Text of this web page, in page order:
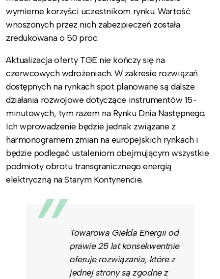
wymierne korzyści uczestnikom rynku. Wartość
wnoszonych przez nich zabezpieczeń została
zredukowana o 50 proc.
Aktualizacja oferty TGE nie kończy się na
czerwcowych wdrożeniach. W zakresie rozwiązań
dostępnych na rynkach spot planowane są dalsze
działania rozwojowe dotyczące instrumentów 15-
minutowych, tym razem na Rynku Dnia Następnego.
Ich wprowadzenie będzie jednak związane z
harmonogramem zmian na europejskich rynkach i
będzie podlegać ustaleniom obejmującym wszystkie
podmioty obrotu transgranicznego energią
elektryczną na Starym Kontynencie.
Towarowa Giełda Energii od
prawie 25 lat konsekwentnie
oferuje rozwiązania, które z
jednej strony są zgodne z